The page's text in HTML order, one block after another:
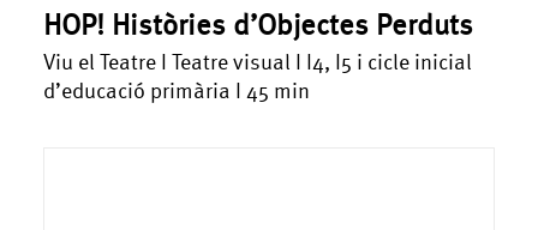
HOP! Històries d’Objectes Perduts
Viu el Teatre I Teatre visual I I4, I5 i cicle inicial
d’educació primària I 45 min